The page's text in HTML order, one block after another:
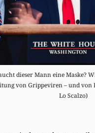
dieser Mann eine Maske?
von Grippeviren – und von
Lo Scalzo)